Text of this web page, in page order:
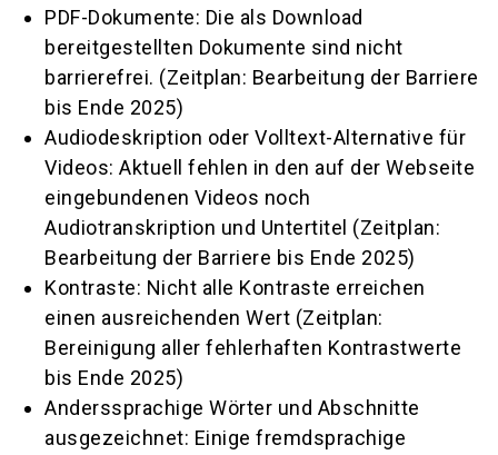
PDF-Dokumente: Die als Download
bereitgestellten Dokumente sind nicht
barrierefrei. (Zeitplan: Bearbeitung der Barriere
bis Ende 2025)
Audiodeskription oder Volltext-Alternative für
Videos: Aktuell fehlen in den auf der Webseite
eingebundenen Videos noch
Audiotranskription und Untertitel (Zeitplan:
Bearbeitung der Barriere bis Ende 2025)
Kontraste: Nicht alle Kontraste erreichen
einen ausreichenden Wert (Zeitplan:
Bereinigung aller fehlerhaften Kontrastwerte
bis Ende 2025)
Anderssprachige Wörter und Abschnitte
ausgezeichnet: Einige fremdsprachige